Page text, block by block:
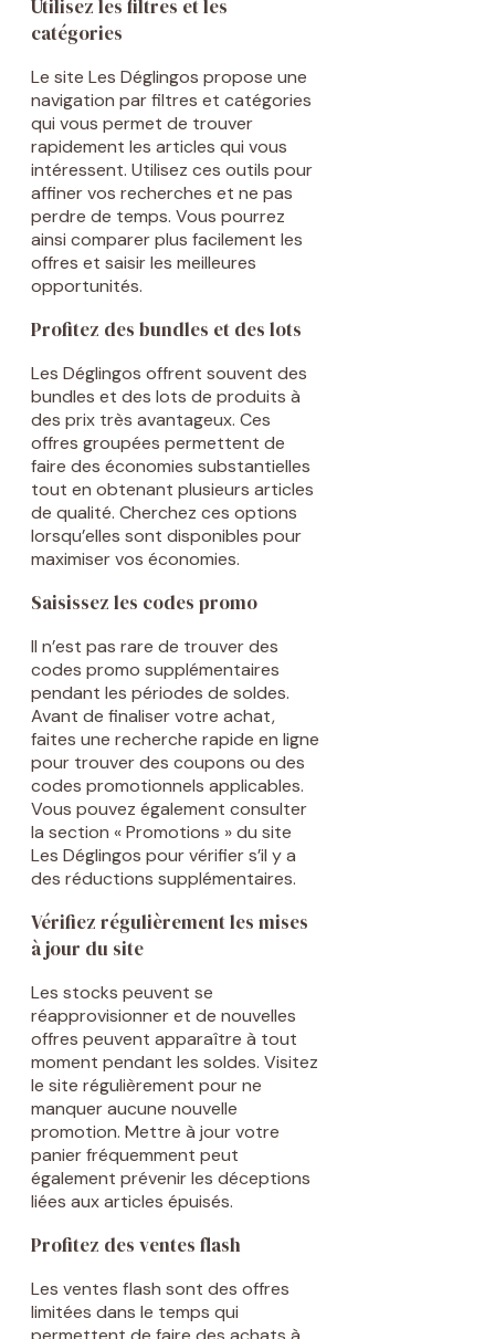
Utilisez les filtres et les
catégories
Le site Les Déglingos propose une
navigation par filtres et catégories
qui vous permet de trouver
rapidement les articles qui vous
intéressent. Utilisez ces outils pour
affiner vos recherches et ne pas
perdre de temps. Vous pourrez
ainsi comparer plus facilement les
offres et saisir les meilleures
opportunités.
Profitez des bundles et des lots
Les Déglingos offrent souvent des
bundles et des lots de produits à
des prix très avantageux. Ces
offres groupées permettent de
faire des économies substantielles
tout en obtenant plusieurs articles
de qualité. Cherchez ces options
lorsqu’elles sont disponibles pour
maximiser vos économies.
Saisissez les codes promo
Il n’est pas rare de trouver des
codes promo supplémentaires
pendant les périodes de soldes.
Avant de finaliser votre achat,
faites une recherche rapide en ligne
pour trouver des coupons ou des
codes promotionnels applicables.
Vous pouvez également consulter
la section « Promotions » du site
Les Déglingos pour vérifier s’il y a
des réductions supplémentaires.
Vérifiez régulièrement les mises
à jour du site
Les stocks peuvent se
réapprovisionner et de nouvelles
offres peuvent apparaître à tout
moment pendant les soldes. Visitez
le site régulièrement pour ne
manquer aucune nouvelle
promotion. Mettre à jour votre
panier fréquemment peut
également prévenir les déceptions
liées aux articles épuisés.
Profitez des ventes flash
Les ventes flash sont des offres
limitées dans le temps qui